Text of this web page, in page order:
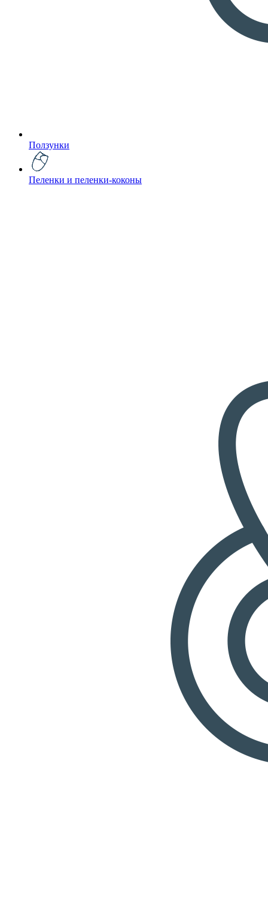
Ползунки
Пеленки и пеленки-коконы